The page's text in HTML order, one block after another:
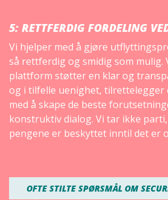
5: RETTFERDIG FORDELING
Vi hjelper med å gjøre
så rettferdig og smidig som mulig.
plattform støtter en klar og
og i tilfelle uenighet, tilrettelegger
med å skape de beste
konstruktiv dialog. Vi tar ikke
pengene er beskyttet inntil det er
OFTE STILTE SPØRSMÅL OM